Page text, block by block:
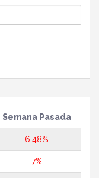
Semana Pasada
6.48%
7%